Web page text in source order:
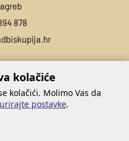
878
kolačiće
kolačići. Molimo Vas da
postavke.